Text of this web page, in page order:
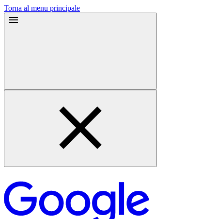
Torna al menu principale